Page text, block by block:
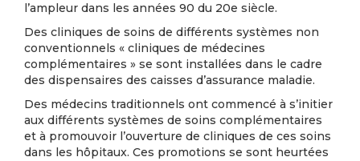
l’ampleur dans les années 90 du 20e siècle.
Des cliniques de soins de différents systèmes non
conventionnels « cliniques de médecines
complémentaires » se sont installées dans le cadre
des dispensaires des caisses d’assurance maladie.
Des médecins traditionnels ont commencé à s’initier
aux différents systèmes de soins complémentaires
et à promouvoir l’ouverture de cliniques de ces soins
dans les hôpitaux. Ces promotions se sont heurtées